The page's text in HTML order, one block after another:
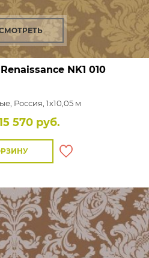
NK1 010
Россия, 1x10,05 м
570 руб.